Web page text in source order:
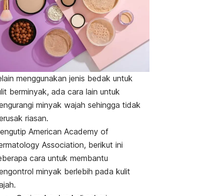
menggunakan jenis bedak untuk
berminyak, ada cara lain untuk
minyak wajah sehingga tidak
riasan.
American Academy of
Association, berikut ini
cara untuk membantu
minyak berlebih pada kulit